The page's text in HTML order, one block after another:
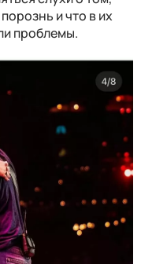
и что в их
проблемы.